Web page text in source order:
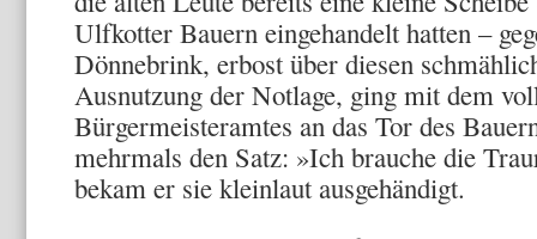
Ulfkotter Bauern eingehandelt hatten –
Dönnebrink, er­bost über diesen
Ausnutzung der Notlage, ging mit dem
Bürgermeisteramtes an das Tor des
mehrmals den Satz: »Ich brauche die
bekam er sie klein­laut ausgehändigt.